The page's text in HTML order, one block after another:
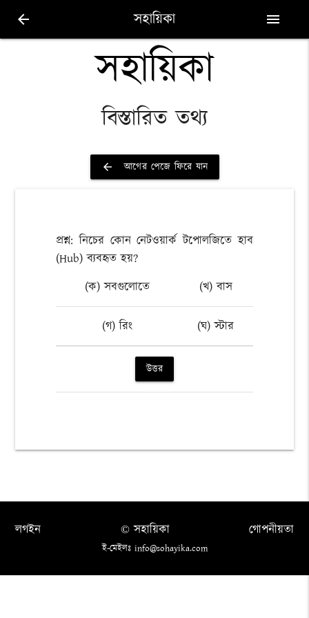
arrow_back সহায়িকা menu
সহায়িকা
বিস্তারিত তথ্য
arrow_back আগের পেজে ফিরে যান
প্রশ্ন: নিচের কোন নেটওয়ার্ক টপোলজিতে হাব
(Hub) ব্যবহৃত হয়?
(ক) সবগুলোতে
(খ) বাস
(গ) রিং (ঘ) স্টার
উত্তর
লগইন গোপনীয়তা
© সহায়িকা
ই-মেইলঃ info@sohayika.com